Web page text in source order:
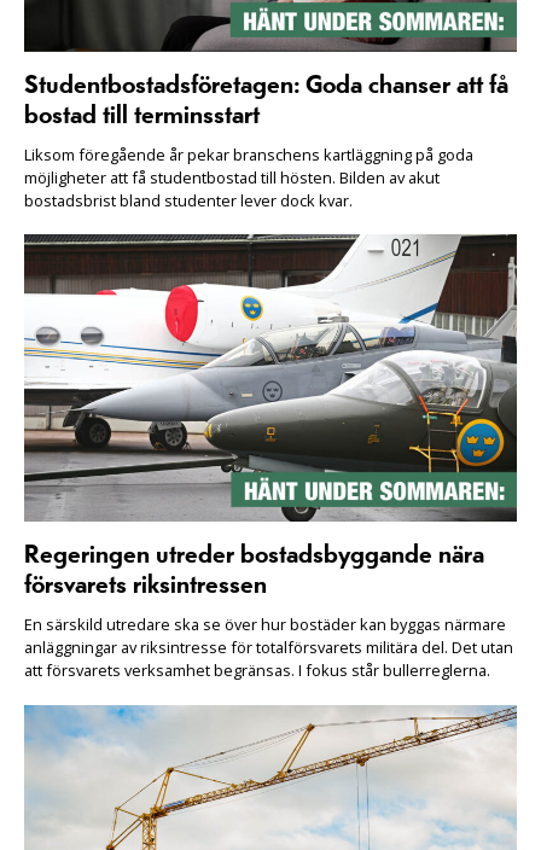
Studentbostadsföretagen: Goda chanser att få
bostad till terminsstart
Liksom föregående år pekar branschens kartläggning på goda
möjligheter att få studentbostad till hösten. Bilden av akut
bostadsbrist bland studenter lever dock kvar.
Regeringen utreder bostadsbyggande nära
försvarets riksintressen
En särskild utredare ska se över hur bostäder kan byggas närmare
anläggningar av riksintresse för totalförsvarets militära del. Det utan
att försvarets verksamhet begränsas. I fokus står bullerreglerna.